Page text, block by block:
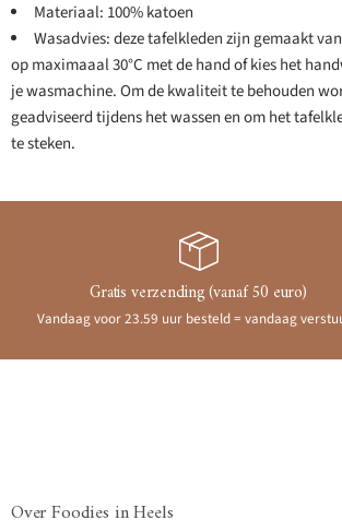
Materiaal: 100% katoen
Wasadvies: deze tafelkleden zijn gemaakt
op maximaaal 30°C met de hand of kies het
je wasmachine. Om de kwaliteit te behouden
geadviseerd tijdens het wassen en om het
te steken.
Gratis verzending (vanaf 50 euro)
Vandaag voor 23.59 uur besteld = vandaag
Over Foodies in Heels